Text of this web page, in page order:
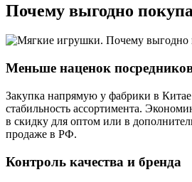
Почему выгодно
Меньше наценок
Закупка напрямую у фабрики в
стабильность ассортимента.
в скидку для оптом или в
продаже в РФ.
Контроль качества и бренда